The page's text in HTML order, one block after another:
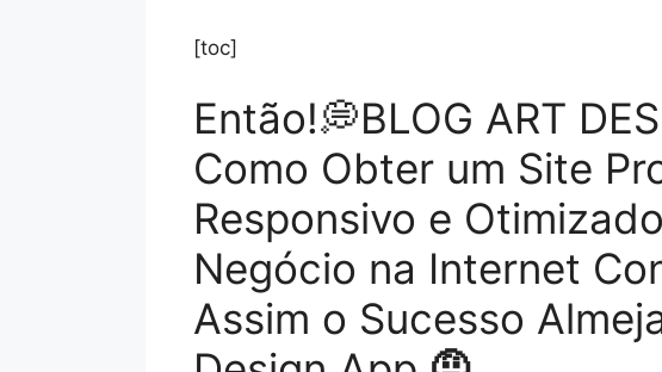
[toc]
Então!💭BLOG ART
Como Obter um Site
Responsivo e
Negócio na Internet
Assim o Sucesso